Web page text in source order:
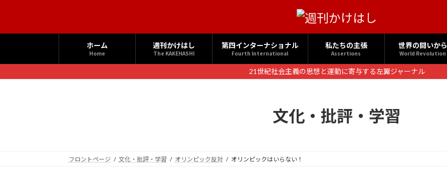
へ
ス
ョ
ン
ホーム
Home
週刊かけはし
The KAKEHASHI
第四インターナショナル
Fourth International
私たちの主張
Assertions
世界の闘いから
World Revolution
21世紀社会主義の思想と運動に寄与する左翼ジャーナル
文化・批評・学習
フロントページ 文化・批評・学習 オリンピック反対 オリンピックはいらない！